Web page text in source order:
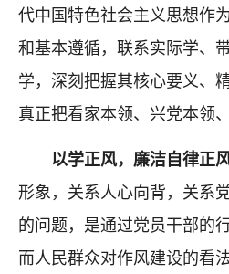
代中国特色社会主义思想作
和基本遵循，联系实际学、
学，深刻把握其核心要义、
真正把看家本领、兴党本领
以学正风，廉洁自律正风
形象，关系人心向背，关系
的问题，是通过党员干部的
而人民群众对作风建设的看